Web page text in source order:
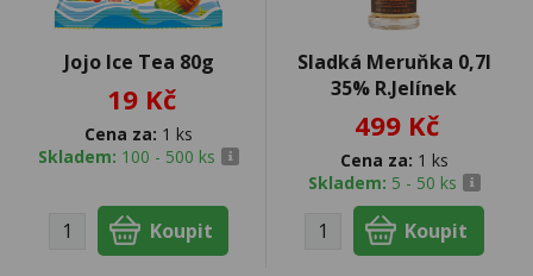
Jojo Ice Tea 80g
19 Kč
Cena za: 1 ks
Skladem: 100 - 500 ks
Sladká Meruňka 0,7l
35% R.Jelínek
499 Kč
Cena za: 1 ks
Skladem: 5 - 50 ks